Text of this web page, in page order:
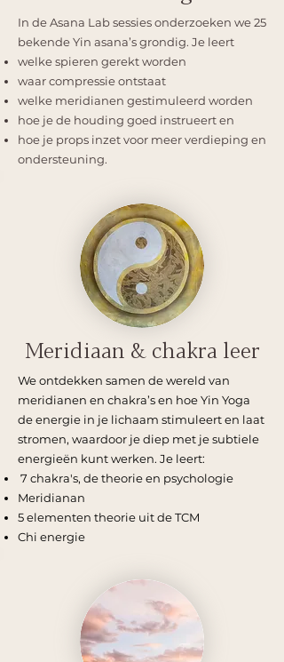
In de Asana Lab sessies onderzoeken we 25
bekende Yin asana’s grondig. Je leert
welke spieren gerekt worden
waar compressie ontstaat
welke meridianen gestimuleerd worden
hoe je de houding goed instrueert en
hoe je props inzet voor meer verdieping en
ondersteuning.
Meridiaan & chakra leer
We ontdekken samen de wereld van
meridianen en chakra’s en hoe Yin Yoga
de energie in je lichaam stimuleert en laat
stromen, waardoor je diep met je subtiele
energieën kunt werken. Je leert:
7 chakra's, de theorie en psychologie
Meridianan
5 elementen theorie uit de TCM
Chi energie